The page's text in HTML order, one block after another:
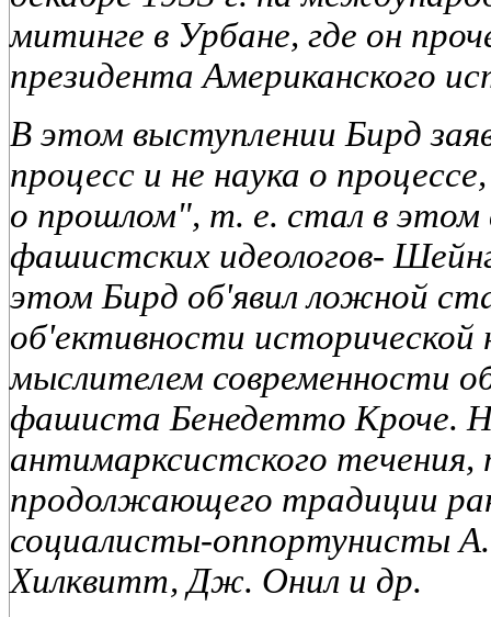
митинге в Урбане, где он
президента Американского
В этом выступлении Бирд
процесс и не наука о
о прошлом", т. е. стал в этом
фашистских идеологов-
этом Бирд об'явил ложной
об'ективности исторической
мыслителем современности
фашиста Бенедетто Кроче.
антимарксистского течения,
продолжающего традиции
социалисты-оппортунисты
Хилквитт, Дж. Онил и др.